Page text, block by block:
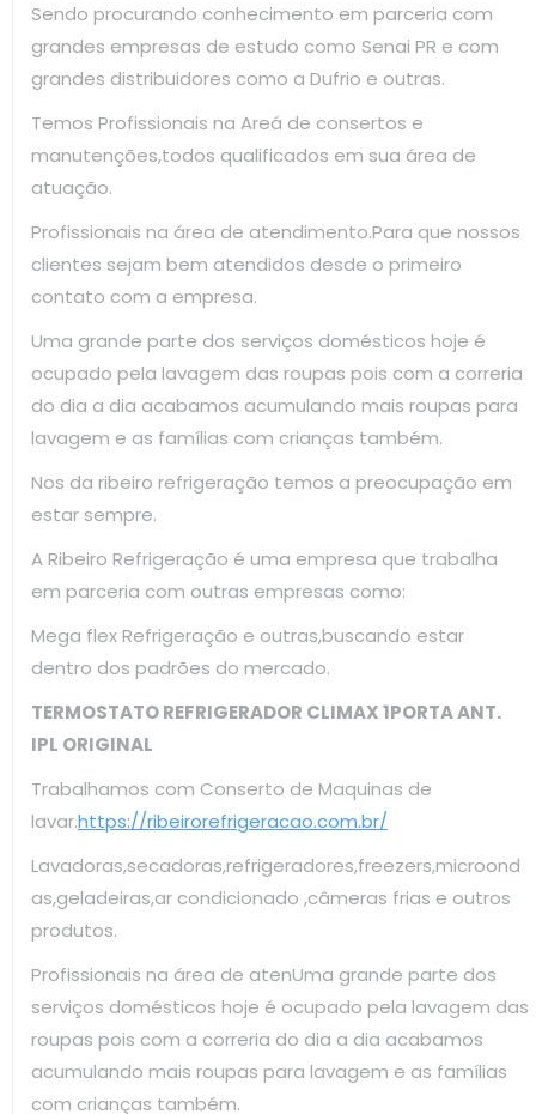
Sendo procurando conhecimento em parceria com
grandes empresas de estudo como Senai PR e com
grandes distribuidores como a Dufrio e outras.
Temos Profissionais na Areá de consertos e
manutenções,todos qualificados em sua área de
atuação.
Profissionais na área de atendimento.Para que nossos
clientes sejam bem atendidos desde o primeiro
contato com a empresa.
Uma grande parte dos serviços domésticos hoje é
ocupado pela lavagem das roupas pois com a correria
do dia a dia acabamos acumulando mais roupas para
lavagem e as famílias com crianças também.
Nos da ribeiro refrigeração temos a preocupação em
estar sempre.
A Ribeiro Refrigeração é uma empresa que trabalha
em parceria com outras empresas como:
Mega flex Refrigeração e outras,buscando estar
dentro dos padrões do mercado.
TERMOSTATO REFRIGERADOR CLIMAX 1PORTA ANT.
IPL ORIGINAL
Trabalhamos com Conserto de Maquinas de
lavar.https://ribeirorefrigeracao.com.br/
Lavadoras,secadoras,refrigeradores,freezers,microond
as,geladeiras,ar condicionado ,câmeras frias e outros
produtos.
Profissionais na área de atenUma grande parte dos
serviços domésticos hoje é ocupado pela lavagem das
roupas pois com a correria do dia a dia acabamos
acumulando mais roupas para lavagem e as famílias
com crianças também.